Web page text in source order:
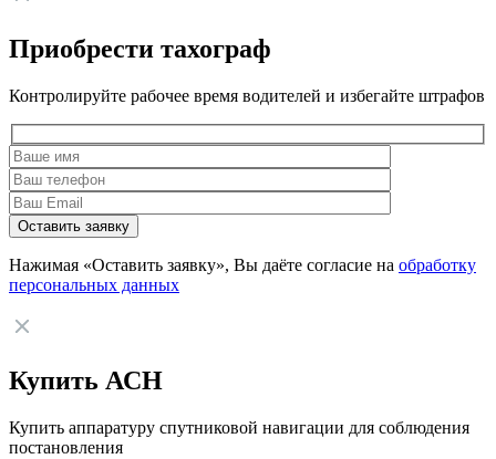
Приобрести тахограф
Контролируйте рабочее время водителей и избегайте штрафов
Нажимая «Оставить заявку», Вы даёте согласие на обработку
персональных данных
Купить АСН
Купить аппаратуру спутниковой навигации для соблюдения
постановления